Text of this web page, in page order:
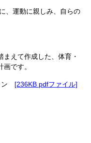
、運動に親しみ、自らの
えて作成した、体育・
です。
[236KB pdfファイル]